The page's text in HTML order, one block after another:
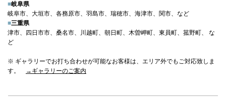
■岐阜県
岐阜市、大垣市、各務原市、羽島市、瑞穂市、海津市、関市、など
■三重県
津市、四日市市、桑名市、川越町、朝日町、木曽岬町、東員町、菰野町、 な
ど
※ ギャラリーでお打ち合わせが可能なお客様は、エリア外でもご対応致しま
す。
→ギャラリーのご案内